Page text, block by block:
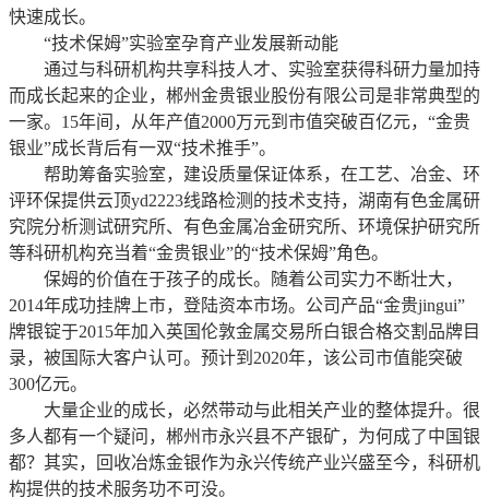
快速成长。
“技术保姆”实验室孕育产业发展新动能
通过与科研机构共享科技人才、实验室获得科研力量加持
而成长起来的企业，郴州金贵银业股份有限公司是非常典型的
一家。15年间，从年产值2000万元到市值突破百亿元，“金贵
银业”成长背后有一双“技术推手”。
帮助筹备实验室，建设质量保证体系，在工艺、冶金、环
评环保提供云顶yd2223线路检测的技术支持，湖南有色金属研
究院分析测试研究所、有色金属冶金研究所、环境保护研究所
等科研机构充当着“金贵银业”的“技术保姆”角色。
保姆的价值在于孩子的成长。随着公司实力不断壮大，
2014年成功挂牌上市，登陆资本市场。公司产品“金贵jingui”
牌银锭于2015年加入英国伦敦金属交易所白银合格交割品牌目
录，被国际大客户认可。预计到2020年，该公司市值能突破
300亿元。
大量企业的成长，必然带动与此相关产业的整体提升。很
多人都有一个疑问，郴州市永兴县不产银矿，为何成了中国银
都？其实，回收冶炼金银作为永兴传统产业兴盛至今，科研机
构提供的技术服务功不可没。